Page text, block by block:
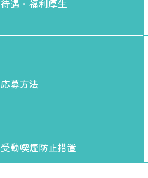
待遇・福利厚生
応募方法
受動喫煙防止措置